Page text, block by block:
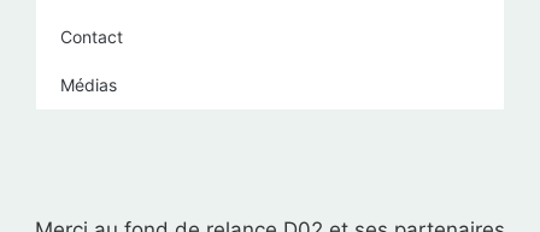
Contact
Médias